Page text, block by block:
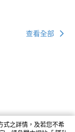
查看全部
式之詳情，及若您不希